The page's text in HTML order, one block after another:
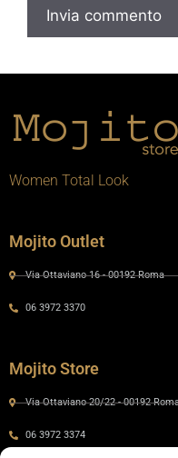
Women Total Look
Mojito Outlet
Via Ottaviano 16 - 00192 Roma
06 3972 3370
Mojito Store
Via Ottaviano 20/22 - 00192
06 3972 3374